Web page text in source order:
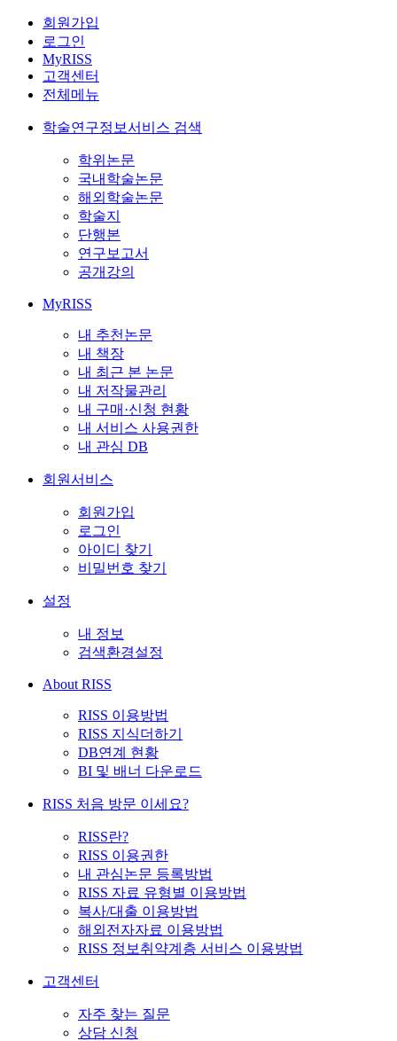
회원가입
로그인
MyRISS
고객센터
전체메뉴
학술연구정보서비스 검색
학위논문
국내학술논문
해외학술논문
학술지
단행본
연구보고서
공개강의
MyRISS
내 추천논문
내 책장
내 최근 본 논문
내 저작물관리
내 구매·신청 현황
내 서비스 사용권한
내 관심 DB
회원서비스
회원가입
로그인
아이디 찾기
비밀번호 찾기
설정
내 정보
검색환경설정
About RISS
RISS 이용방법
RISS 지식더하기
DB연계 현황
BI 및 배너 다운로드
RISS 처음 방문 이세요?
RISS란?
RISS 이용권한
내 관심논문 등록방법
RISS 자료 유형별 이용방법
복사/대출 이용방법
해외전자자료 이용방법
RISS 정보취약계층 서비스 이용방법
고객센터
자주 찾는 질문
상담 신청